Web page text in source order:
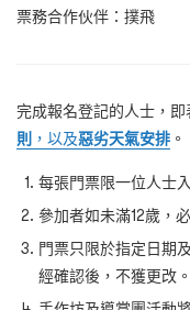
票務合作伙伴：撲飛
完成報名登記的人士，
則 ，以及惡劣天氣安排 。
每張門票限一位人士
參加者如未滿12歲，
門票只限於指定日期
經確認後，不獲更改。